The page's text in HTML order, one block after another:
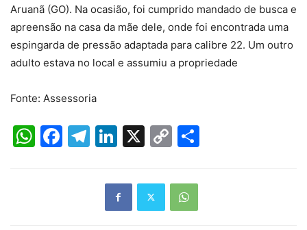
Aruanã (GO). Na ocasião, foi cumprido mandado de busca e
apreensão na casa da mãe dele, onde foi encontrada uma
espingarda de pressão adaptada para calibre 22. Um outro
adulto estava no local e assumiu a propriedade
Fonte: Assessoria
WhatsApp
Facebook
Telegram
LinkedIn
X
Copy